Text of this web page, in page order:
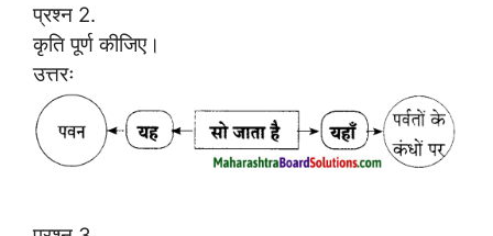
प्रश्न 2.
कृति पूर्ण कीजिए।
उत्तरः